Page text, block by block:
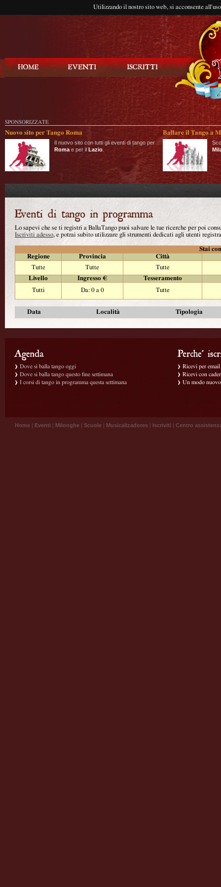
Utilizzando il nostro sito web, si acconsente
SPONSORIZZATE
Nuovo sito per Tango Roma
Il nuovo sito con tutti gli eventi di tango per
Roma e per il Lazio
Ballare il Tango a
Lo sapevi che se ti registri a BallaTango puoi salvare le tue ricerche per poi
Iscriviti adesso, e potrai subito utilizzare gli strumenti dedicati agli utenti
Stai
Regione
Provincia
Città
Tutte
Tutte
Tutte
Livello
Ingresso €
Tesseramento
Tutti
Da: 0 a 0 Tutte
Data Località Tipologia
Dove si balla tango oggi
Dove si balla tango questo fine settimana
I corsi di tango in programma questa settimana
Ricevi per
Ricevi con
Un modo
Home | Eventi | Milonghe | Scuole | Musicalizadores | Iscriviti | Centro